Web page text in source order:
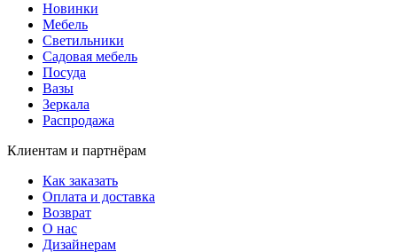
Новинки
Мебель
Светильники
Садовая мебель
Посуда
Вазы
Зеркала
Распродажа
Клиентам и партнёрам
Как заказать
Оплата и доставка
Возврат
О нас
Дизайнерам